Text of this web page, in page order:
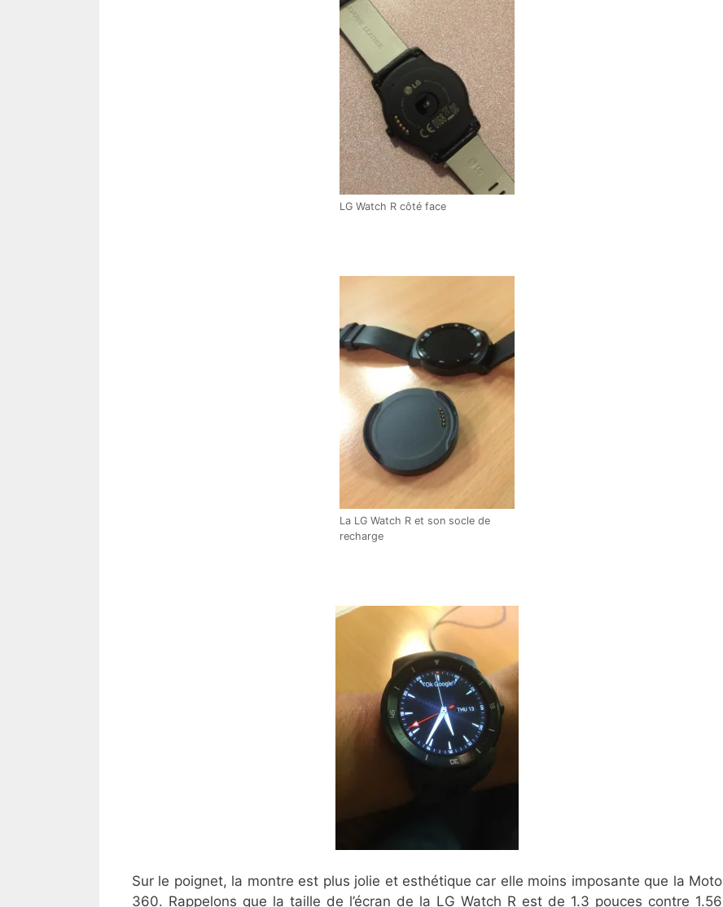
LG Watch R côté face
La LG Watch R et son socle de
recharge
Sur le poignet, la montre est plus jolie et esthétique car elle moins imposante que la Moto
360. Rappelons que la taille de l’écran de la LG Watch R est de 1.3 pouces contre 1.56